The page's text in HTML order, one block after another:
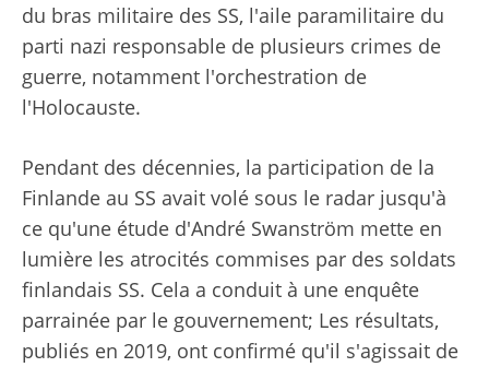
du bras militaire des SS, l'aile paramilitaire du
parti nazi responsable de plusieurs crimes de
guerre, notamment l'orchestration de
l'Holocauste.
Pendant des décennies, la participation de la
Finlande au SS avait volé sous le radar jusqu'à
ce qu'une étude d'André Swanström mette en
lumière les atrocités commises par des soldats
finlandais SS. Cela a conduit à une enquête
parrainée par le gouvernement; Les résultats,
publiés en 2019, ont confirmé qu'il s'agissait de